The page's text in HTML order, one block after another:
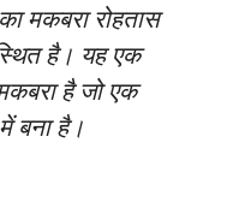
मकबरा रोहतास
है। यह एक
है जो एक
बना है।